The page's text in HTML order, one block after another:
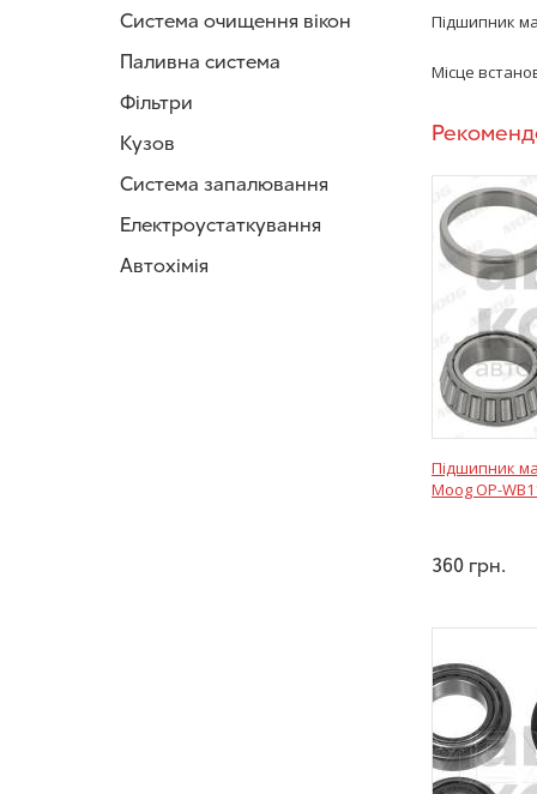
Система очищення вікон
Паливна система
Фільтри
Кузов
Система запалювання
Електроустаткування
Автохімія
Підшипник
Місце
Підшипник
Moog OP-
360 грн.